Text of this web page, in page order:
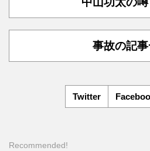
事故の記
Twitter
Recommended!